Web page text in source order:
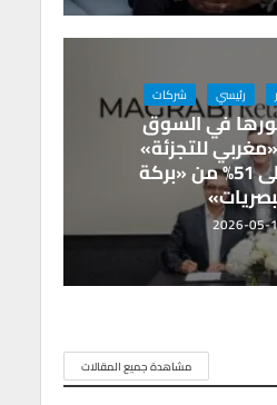
رئيسي شركات
في السوق
للتجزئة»
تستحوذ على 51% من «بركة
2026-05-
مشاهدة جميع المقالات